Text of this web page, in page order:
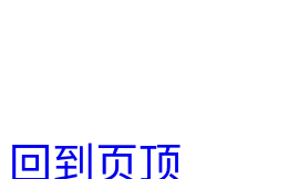
回到页顶